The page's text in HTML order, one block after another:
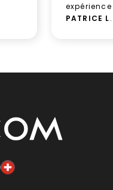
PATRICE L.